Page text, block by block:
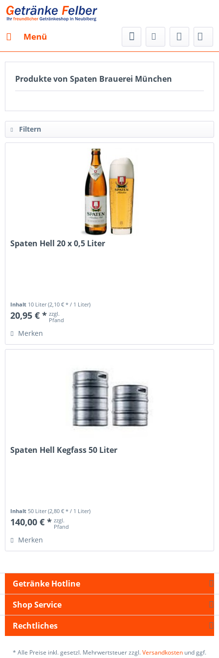
Menü
Produkte von Spaten Brauerei München
Filtern
Spaten Hell 20 x 0,5 Liter
Inhalt 10 Liter(2,10 € * / 1 Liter)
20,95 € * zzgl.
Pfand
Merken
Spaten Hell Kegfass 50 Liter
Inhalt 50 Liter(2,80 € * / 1 Liter)
140,00 € * zzgl.
Pfand
Merken
Getränke Hotline
Shop Service
Rechtliches
* Alle Preise inkl. gesetzl. Mehrwertsteuer zzgl.Versandkosten und ggf.